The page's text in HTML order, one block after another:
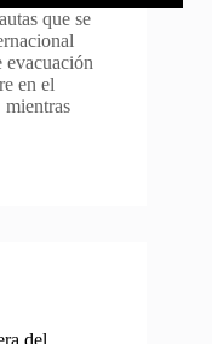
que se
evacuación
en el
mientras